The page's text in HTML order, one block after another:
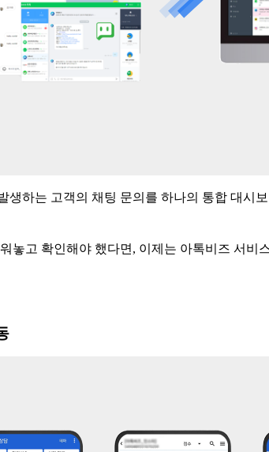
생하는 고객의 채팅 문의를 하나의 통합 대시
놓고 확인해야 했다면 , 이제는 아톡비즈 서비